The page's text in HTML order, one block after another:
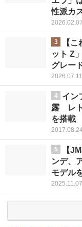
性派カ
2026.02.07
3
【
ット Z
グレー
2026.07.11
4
イン
露 レト
を搭載
5
【
ンデ、
モデル
2025.11.07